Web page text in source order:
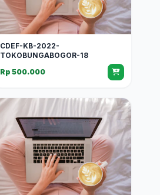
CDEF-KB-2022-
TOKOBUNGABOGOR-18
Rp 500.000